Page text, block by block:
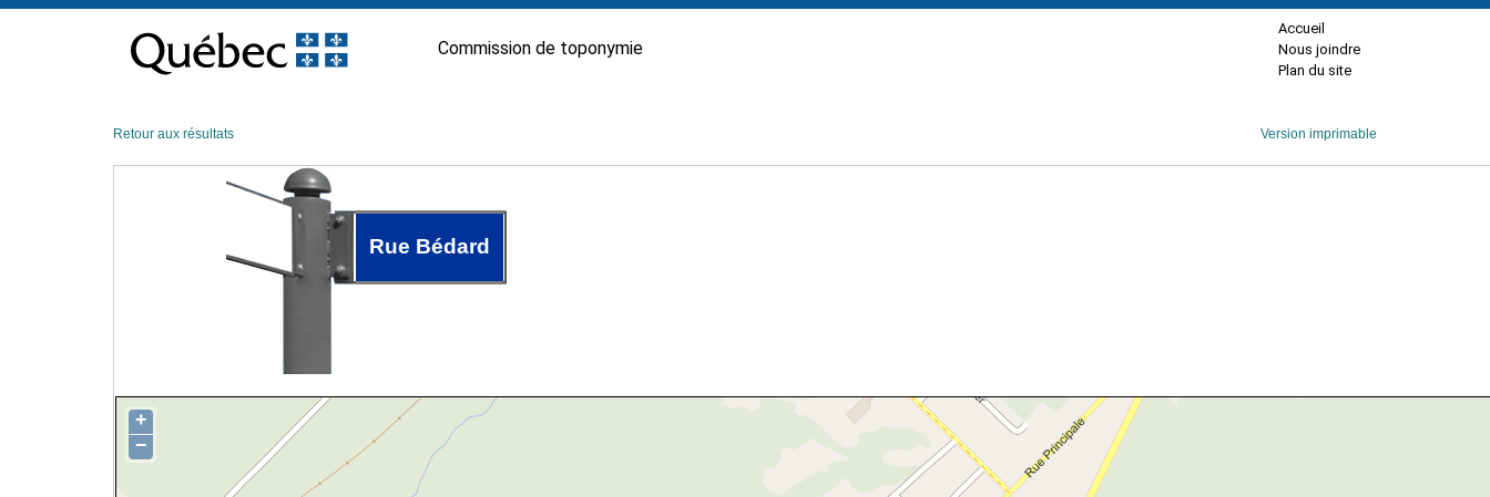
contenu
Commission de toponymie
Accueil
Nous joindre
Plan du site
Retour aux résultats Version imprimable
Rue Bédard
+
−